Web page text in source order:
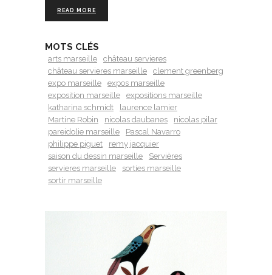
READ MORE
MOTS CLÉS
arts marseille
château servieres
château servieres marseille
clement greenberg
expo marseille
expos marseille
exposition marseille
expositions marseille
katharina schmidt
laurence lamier
Martine Robin
nicolas daubanes
nicolas pilar
pareidolie marseille
Pascal Navarro
philippe piguet
remy jacquier
saison du dessin marseille
Servières
servieres marseille
sorties marseille
sortir marseille